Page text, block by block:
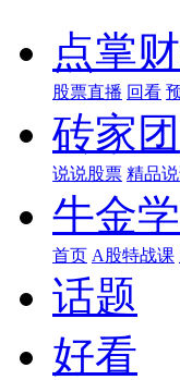
点掌
股票直播 回看
砖家团
说说股票 精品
牛金
首页 A股特战课
话题
好看